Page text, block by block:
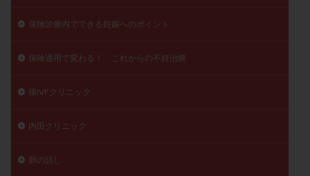
保険診療内でできる妊娠へのポイント
保険適用で変わる！ これからの不妊治療
俵IVFクリニック
内田クリニック
卵の話し